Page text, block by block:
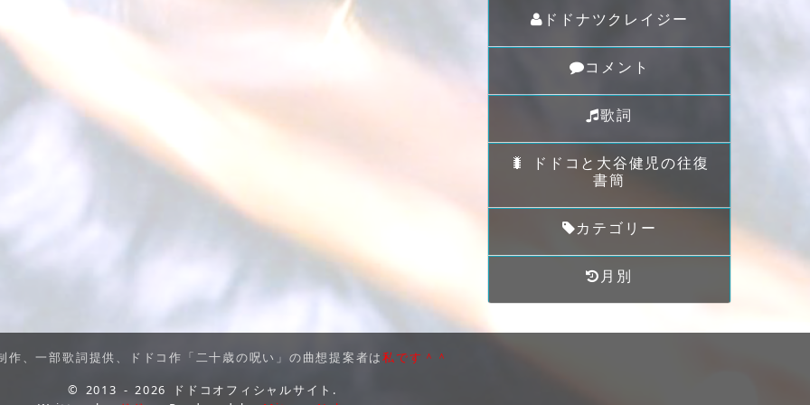
ドドナツクレイジー
コメント
歌詞
🐛 ドドコと大谷健児の往復
書簡
カテゴリー
月別
作、一部歌詞提供、ドドコ作「二十歳の呪い」の曲想提案者は私です＾＾
© 2013 - 2026 ドドコオフィシャルサイト.